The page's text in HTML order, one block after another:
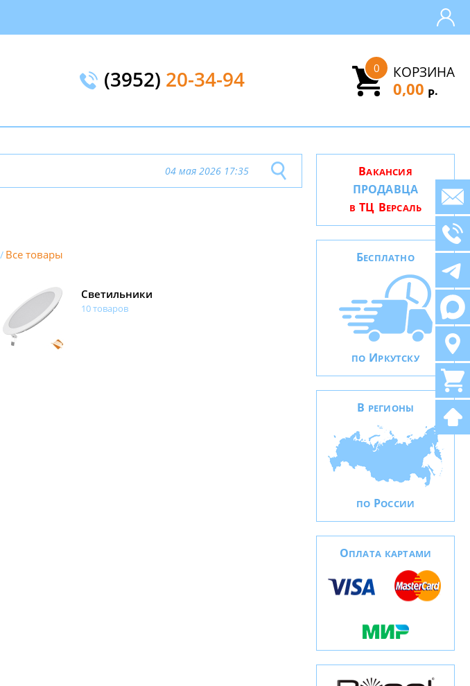
(3952) 20-34-94 КОРЗИНА
0
0,00 Р.
04 мая 2026 17:35
Все товары
Светильники
10 товаров
ВАКАНСИЯ
ПРОДАВЦА
В ТЦ ВЕРСАЛЬ
БЕСПЛАТНО
ПО ИРКУТСКУ
В РЕГИОНЫ
ПО РОССИИ
ОПЛАТА КАРТАМИ